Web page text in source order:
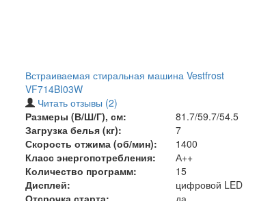
Встраиваемая стиральная машина Vestfrost
VF714BI03W
Читать отзывы (2)
Размеры (В/Ш/Г), см:
81.7/59.7/54.5
Загрузка белья (кг):
7
Скорость отжима (об/мин):
1400
Класс энергопотребления:
А++
Количество программ:
15
Дисплей:
цифровой LED
Отсрочка старта:
да